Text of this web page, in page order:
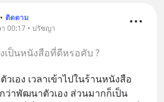
• ติดตาม
00:17 • ปรัชญา
เป็นหนังสือที่ดีหรอคับ ?
เอง เวลาเข้าไปในร้านหนังสือ
ว่าพัฒนาตัวเอง ส่วนมากก็เป็น